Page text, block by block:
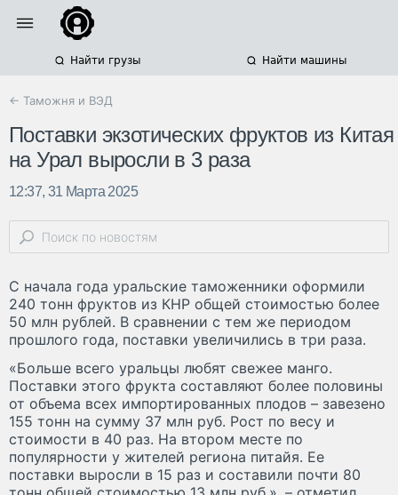
Найти грузы Найти машины
← Таможня и ВЭД
​Поставки экзотических фруктов из Китая
на Урал выросли в 3 раза
12:37, 31 Марта 2025
С начала года уральские таможенники оформили
240 тонн фруктов из КНР общей стоимостью более
50 млн рублей. В сравнении с тем же периодом
прошлого года, поставки увеличились в три раза.
«Больше всего уральцы любят свежее манго.
Поставки этого фрукта составляют более половины
от объема всех импортированных плодов – завезено
155 тонн на сумму 37 млн руб. Рост по весу и
стоимости в 40 раз. На втором месте по
популярности у жителей региона питайя. Ее
поставки выросли в 15 раз и составили почти 80